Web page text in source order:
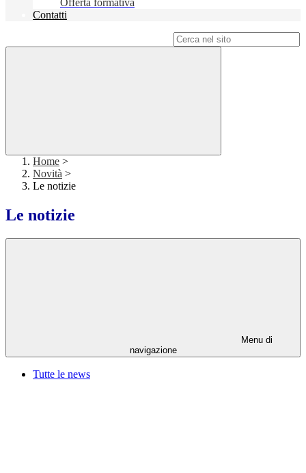
Offerta formativa
Contatti
Home >
Novità >
Le notizie
Le notizie
Menu di
navigazione
Tutte le news